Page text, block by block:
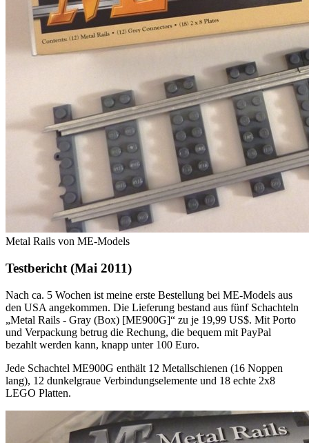
Metal Rails von ME-Models
Testbericht (Mai 2011)
Nach ca. 5 Wochen ist meine erste Bestellung bei ME-Models aus
den USA angekommen. Die Lieferung bestand aus fünf Schachteln
„Metal Rails - Gray (Box) [ME900G]“ zu je 19,99 US$. Mit Porto
und Verpackung betrug die Rechung, die bequem mit PayPal
bezahlt werden kann, knapp unter 100 Euro.
Jede Schachtel ME900G enthält 12 Metallschienen (16 Noppen
lang), 12 dunkelgraue Verbindungselemente und 18 echte 2x8
LEGO Platten.